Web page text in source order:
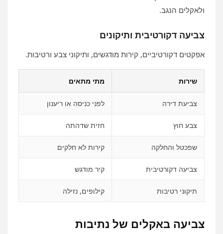
ולאקלים הנגב.
צביעה דקורטיבית ותיקונים
אפקטים דקורטיביים, קירות מודגשים, ותיקוני צבע ורטיבות.
שירות מתי מתאים
צביעת דירה לפני כניסה או ריענון
צבע חוץ חזית שדהתה
שפכטל והחלקה קירות לא חלקים
צביעה דקורטיבית קיר מודגש
תיקוני רטיבות קילופים, נזילה
צביעה באקלים של נתיבות